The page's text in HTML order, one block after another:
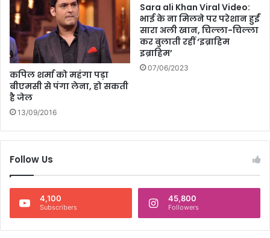
e
s
’
प
र
ब
ढ़ा
त
ल
क्ष
ण
,
सु
र
क्षा
औ
जी
न
शै
ली
कपिल शर्मा को महंगा पड़ा
बीएमसी से पंगा लेना, हो सकती
है जेल
13/09/2016
Sara ali Khan Viral Video:
भाई के ना मिलने पर परेशान हुईं
सारा अली खान, चिल्ला-चिल्ला
कर बुलाती रहीं ‘इब्राहिम
इब्राहिम’
07/06/2023
Follow Us
4,100
Subscribers
45,800
Followers